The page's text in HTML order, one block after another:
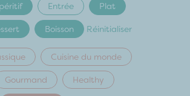
Entrée Plat
Boisson Réinitialiser
Cuisine du monde
Gourmand Healthy